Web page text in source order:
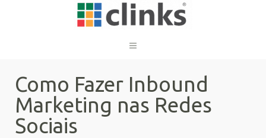
Como Fazer Inbound
Marketing nas Redes
Sociais